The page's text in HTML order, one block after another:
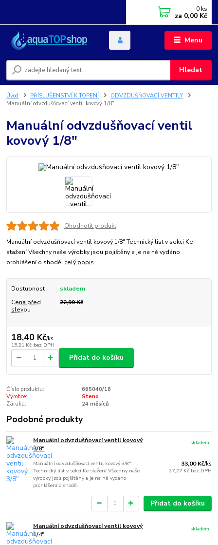
Menu
Hledat
0 ks
za 0,00 Kč
Úvod PŘÍSLUŠENSTVÍ K TOPENÍ
ODVZDUŠŇOVACÍ VENTILY
Manuální odvzdušňovací ventil kovový 1/8"
Manuální odvzdušňovací ventil
kovový 1/8"
Ohodnotit produkt
Manuální odvzdušňovací ventil kovový 1/8" Technický list v sekci Ke
stažení Všechny naše výrobky jsou pojištěny a je na ně vydáno
prohlášení o shodě. celý popis
Dostupnost
skladem
Cena před
slevou
22,99 Kč
18,40 Kč/ks
15,21 Kč bez DPH
Přidat do košíku
Číslo produktu:
665040/18
Výrobce:
Steno
Záruka:
24 měsíců
Podobné produkty
Manuální odvzdušňovací ventil kovový
3/8"
Manuální odvzdušňovací ventil kovový 3/8"
Technický list v sekci Ke stažení Všechny naše
výrobky jsou pojištěny a je na ně vydáno
prohlášení o shodě.
33,00 Kč/ks
27,27 Kč bez DPH
skladem
Přidat do košíku
Manuální odvzdušňovací ventil kovový
1/4"
skladem